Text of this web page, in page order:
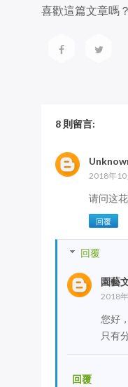
喜歡這篇文章嗎
8 則留言:
2018年10
请问这
回覆
回覆
園藝
2018
您好
只有
回覆